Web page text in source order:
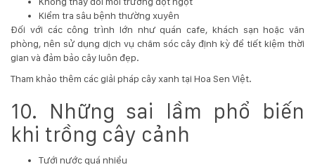
Kiểm tra sâu bệnh thường xuyên
Đối với các công trình lớn như quán cafe, khách sạn hoặc văn
phòng, nên sử dụng dịch vụ chăm sóc cây định kỳ để tiết kiệm thời
gian và đảm bảo cây luôn đẹp.
Tham khảo thêm các giải pháp cây xanh tại Hoa Sen Việt.
10. Những sai lầm phổ biến
khi trồng cây cảnh
Tưới nước quá nhiều